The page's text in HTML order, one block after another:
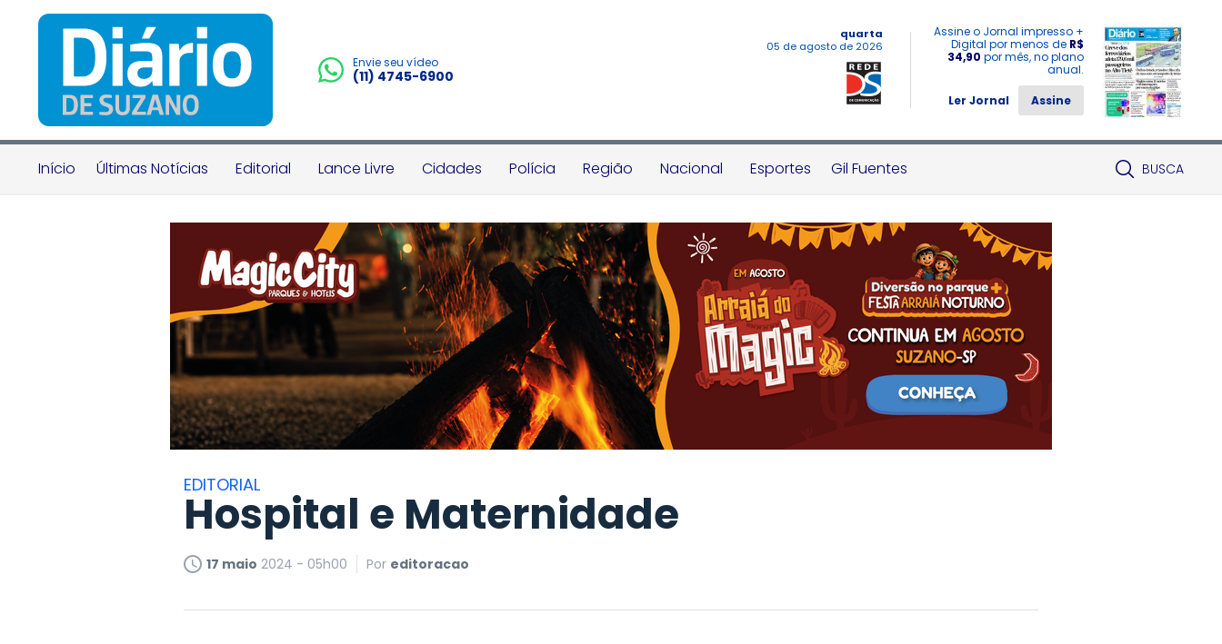
Envie seu vídeo
(11) 4745-6900
quarta
05 de agosto de 2026
Assine o Jornal impresso +
Digital por menos de R$
34,90 por mês, no plano
anual.
Ler Jornal
Assine
Início Últimas Notícias Editorial Lance Livre Cidades Polícia Região Nacional Esportes Gil Fuentes BUSCA
EDITORIAL
Hospital e Maternidade
17 maio 2024 - 05h00 Por editoracao